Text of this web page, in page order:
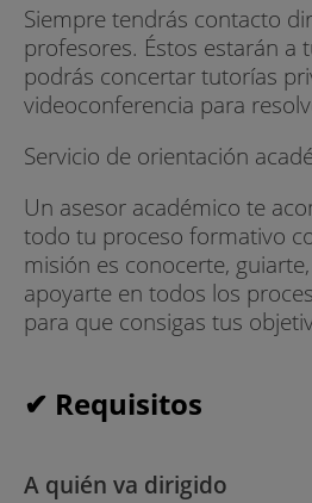
Siempre tendrás contacto
profesores. Éstos estarán a
podrás concertar tutorías
videoconferencia para
Servicio de orientación
Un asesor académico te
todo tu proceso formativo
misión es conocerte,
apoyarte en todos los
para que consigas tus
✔ Requisitos
A quién va dirigido